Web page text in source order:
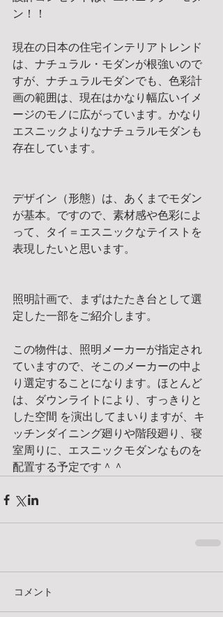
ン！！
現在の日本の住宅インテリアトレンド
は、ナチュラル・モダンが根強いので
すが、ナチュラルモダンでも、色彩計
画の範囲は、現在はかなり幅広いイメ
ージのモノに広がっています。かなり
エスニックよりなナチュラルモダンも
存在しています。
デザイン（形態）は、あくまでモダン
が基本。ですので、素材感や色彩によ
って、タイ＝エスニックなテイストを
表現したいと思います。
照明計画で、まずはたたき台として選
定した一部をご紹介します。
この物件は、照明メーカーが指定され
ていますので、そこのメーカーの中よ
り選定することになります。ほとんど
は、ダウンライトにより、すっきりと
した空間 を演出してまいりますが、キ
ッチンダイニング廻りや階段廻り、寝
室周りに、エスニックモダンなものを
配置する予定です＾＾
コメント